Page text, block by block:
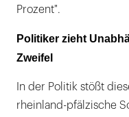
Prozent".
Politiker zieht
Zweifel
In der Politik stößt
rheinland-pfälzische